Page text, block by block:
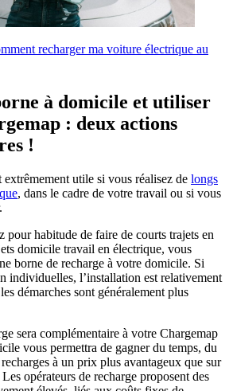
recharger ma voiture électrique au
à domicile et utiliser
: deux actions
!
extrêmement utile si vous réalisez de longs
, dans le cadre de votre travail ou si vous
pour habitude de faire de courts trajets en
domicile travail en électrique, vous
borne de recharge à votre domicile. Si
individuelles, l’installation est relativement
démarches sont généralement plus
sera complémentaire à votre Chargemap
vous permettra de gagner du temps, du
à un prix plus avantageux que sur
opérateurs de recharge proposent des